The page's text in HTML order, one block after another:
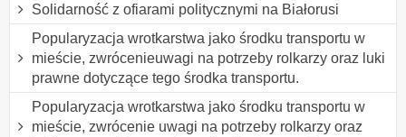
Solidarność z ofiarami politycznymi na Białorusi
Popularyzacja wrotkarstwa jako środku transportu w
mieście, zwrócenieuwagi na potrzeby rolkarzy oraz luki
prawne dotyczące tego środka transportu.
Popularyzacja wrotkarstwa jako środku transportu w
mieście, zwrócenie uwagi na potrzeby rolkarzy oraz